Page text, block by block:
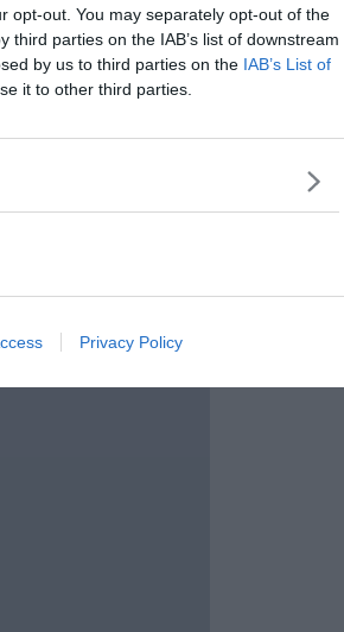
opt-out. You may separately opt-out of the
parties on the IAB’s list of downstream
by us to third parties on the IAB’s List of
it to other third parties.
Privacy Policy